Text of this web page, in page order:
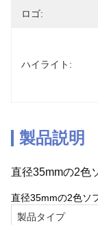
ロゴ:
ハイライト:
製品説明
直径35mmの2色
直径35mmの2色ソ
製品タイプ